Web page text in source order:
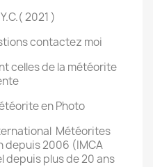
2021 )
contactez moi
celles de la météorite
en Photo
Météorites
depuis 2006 (IMCA
plus de 20 ans